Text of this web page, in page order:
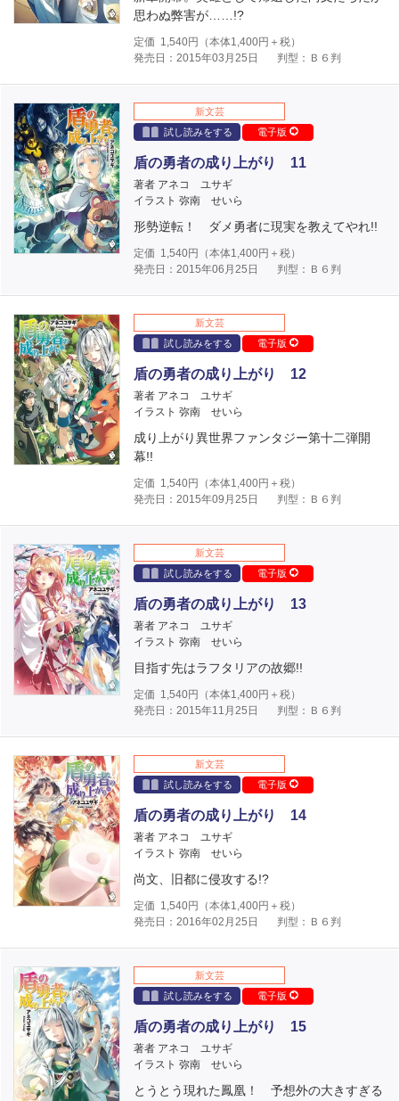
思わぬ弊害が……!?
定価 1,540円（本体1,400円＋税）
発売日：2015年03月25日
判型：Ｂ６判
新文芸
試し読みをする
電子版
盾の勇者の成り上がり 11
著者 アネコ ユサギ
イラスト 弥南 せいら
形勢逆転！ ダメ勇者に現実を教えてやれ!!
定価 1,540円（本体1,400円＋税）
発売日：2015年06月25日
判型：Ｂ６判
新文芸
試し読みをする
電子版
盾の勇者の成り上がり 12
著者 アネコ ユサギ
イラスト 弥南 せいら
成り上がり異世界ファンタジー第十二弾開
幕!!
定価 1,540円（本体1,400円＋税）
発売日：2015年09月25日
判型：Ｂ６判
新文芸
試し読みをする
電子版
盾の勇者の成り上がり 13
著者 アネコ ユサギ
イラスト 弥南 せいら
目指す先はラフタリアの故郷!!
定価 1,540円（本体1,400円＋税）
発売日：2015年11月25日
判型：Ｂ６判
新文芸
試し読みをする
電子版
盾の勇者の成り上がり 14
著者 アネコ ユサギ
イラスト 弥南 せいら
尚文、旧都に侵攻する!?
定価 1,540円（本体1,400円＋税）
発売日：2016年02月25日
判型：Ｂ６判
新文芸
試し読みをする
電子版
盾の勇者の成り上がり 15
著者 アネコ ユサギ
イラスト 弥南 せいら
とうとう現れた鳳凰！ 予想外の大きすぎる